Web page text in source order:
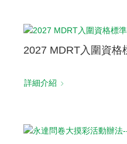
2027 MDRT入圍資格
詳細介紹